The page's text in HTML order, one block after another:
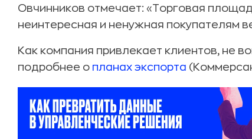
Овчинников отмечает: «Торговая
неинтересная и ненужная покупателям
Как компания привлекает клиентов, не
подробнее о планах экспорта